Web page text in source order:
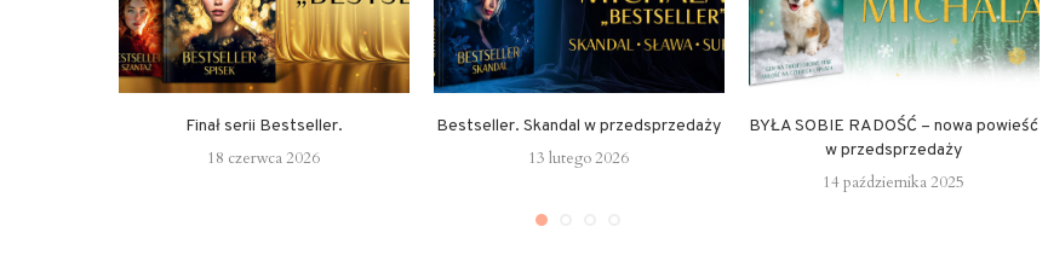
Finał serii Bestseller.
18 czerwca 2026
Bestseller. Skandal w przedsprzedaży
13 lutego 2026
BYŁA SOBIE RADOŚĆ – nowa powieść
w przedsprzedaży
14 października 2025